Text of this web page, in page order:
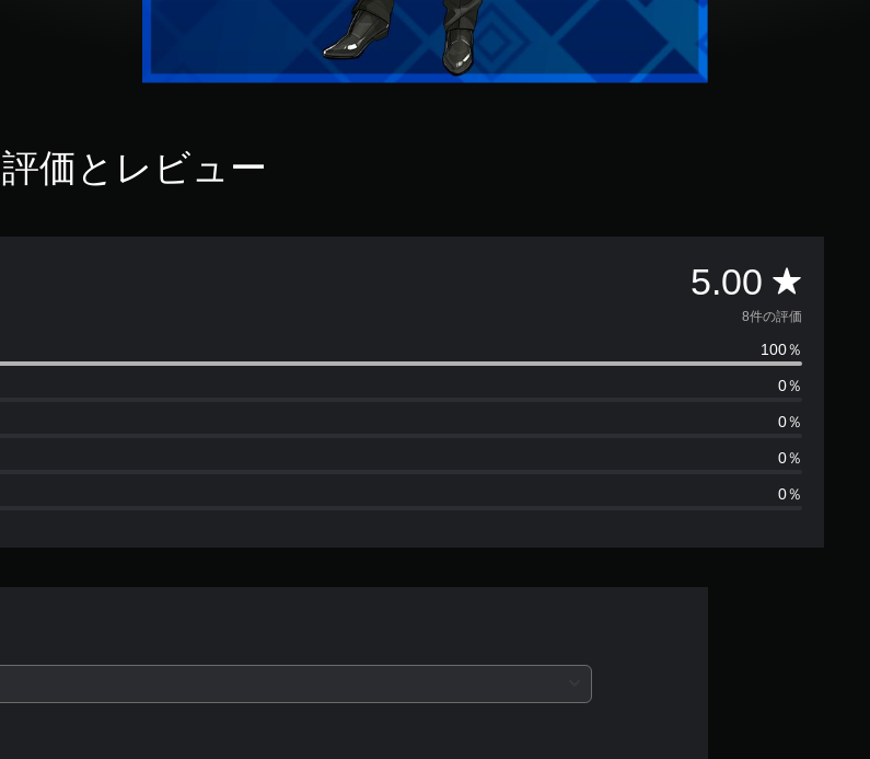
評価とレビュー
5.00 評
価
数
は
8
、
平
8件の評価
100％
0％
0％
0％
0％